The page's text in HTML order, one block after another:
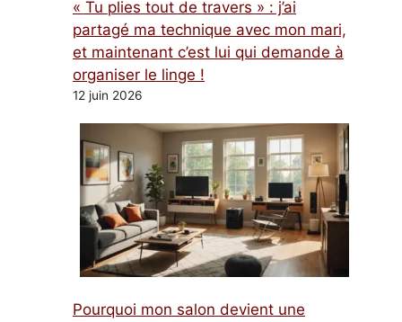
« Tu plies tout de travers » : j’ai
partagé ma technique avec mon mari,
et maintenant c’est lui qui demande à
organiser le linge !
12 juin 2026
Pourquoi mon salon devient une